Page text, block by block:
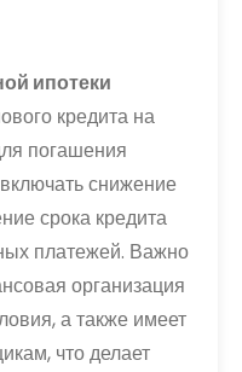
ипотеки
кредита на
погашения
снижение
срока кредита
платежей. Важно
организация
а также имеет
что делает